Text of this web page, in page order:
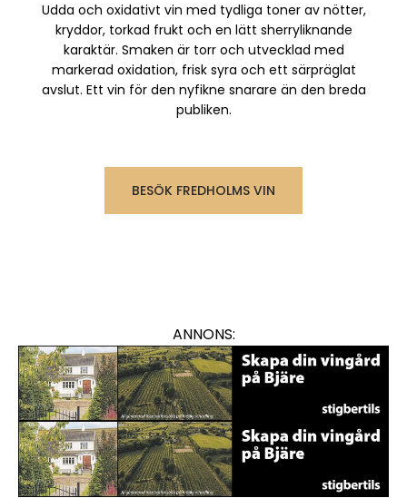
Udda och oxidativt vin med tydliga toner av nötter,
kryddor, torkad frukt och en lätt sherryliknande
karaktär. Smaken är torr och utvecklad med
markerad oxidation, frisk syra och ett särpräglat
avslut. Ett vin för den nyfikne snarare än den breda
publiken.
BESÖK FREDHOLMS VIN
ANNONS:
En annons för viner med
En annons för viner med